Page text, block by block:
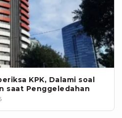
KPK, Dalami soal
saat Penggeledahan